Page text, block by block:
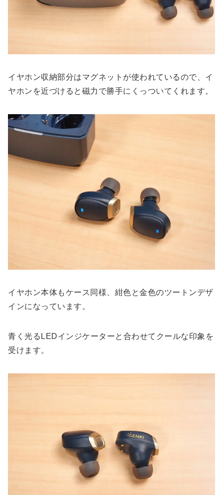
イヤホン収納部分はマグネットが使われているので、イ
ヤホンを近づけると磁力で勝手にくっついてくれます。
イヤホン本体もケース同様、紺色と金色のツートンデザ
インになっています。
青く光るLEDインジケーターと合わせてクールな印象を
受けます。